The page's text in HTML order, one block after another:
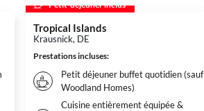
Petit-déjeuner inclus
Tropical Islands
Krausnick, DE
Prestations incluses:
Petit déjeuner buffet quotidien (sauf
Woodland Homes)
Cuisine entièrement équipée &